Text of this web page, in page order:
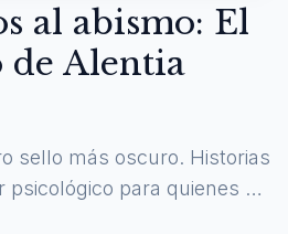
al abismo: El
de Alentia
sello más oscuro. Historias
para quienes se